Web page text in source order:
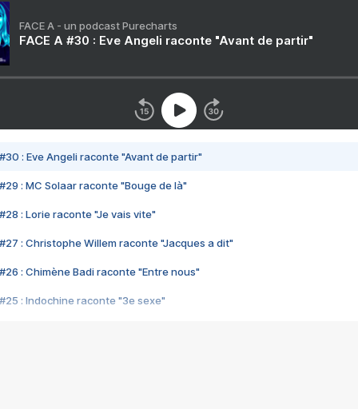
FACE A - un podcast Purecharts
FACE A #30 : Eve Angeli raconte "Avant de partir"
#30 : Eve Angeli raconte "Avant de partir"
#29 : MC Solaar raconte "Bouge de là"
#28 : Lorie raconte "Je vais vite"
#27 : Christophe Willem raconte "Jacques a dit"
#26 : Chimène Badi raconte "Entre nous"
#25 : Indochine raconte "3e sexe"